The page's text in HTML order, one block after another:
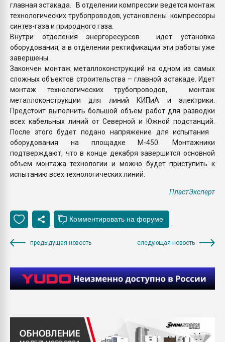
главная эстакада. В отделении компрессии ведется монтаж
технологических трубопроводов, установлены компрессоры
синтез-газа и природного газа.
Внутри отделения энергоресурсов идет установка
оборудования, а в отделении ректификации эти работы уже
завершены.
Закончен монтаж металлоконструкций на одном из самых
сложных объектов строительства – главной эстакаде. Идет
монтаж технологических трубопроводов, монтаж
металлоконструкции для линий КИПиА и электрики.
Предстоит выполнить большой объем работ для разводки
всех кабельных линий от Северной и Южной подстанций.
После этого будет подано напряжение для испытания
оборудования на площадке М-450. Монтажники
подтверждают, что в конце декабря завершится основной
объем монтажа технологии и можно будет приступить к
испытанию всех технологических линий.
ПластЭксперт
предыдущая новость следующая новость